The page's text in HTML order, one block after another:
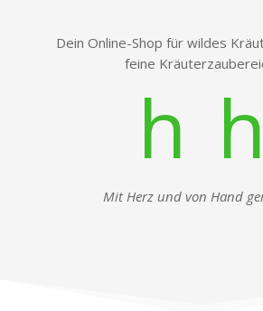
Dein Online-Shop für wildes
feine
h
e
h
Mit Herz und von Hand